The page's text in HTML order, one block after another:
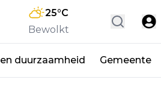
25°C
Bewolkt
duurzaamheid Gemeente